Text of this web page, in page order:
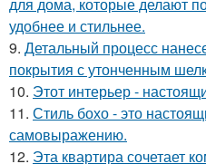
удобнее и стильнее.
9. Детальный процесс
покрытия с утонченным
10. Этот интерьер -
11. Стиль бохо - это
самовыражению.
12. Эта квартира сочетает